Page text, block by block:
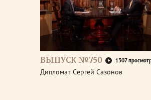
ВЫПУСК №750 1307
Дипломат Сергей Сазонов